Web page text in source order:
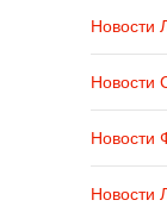
Новости
Новости
Новости
Новости